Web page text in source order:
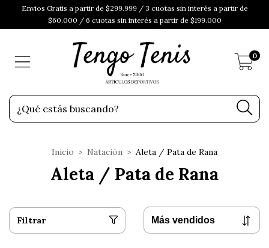
Envios Gratis a partir de $299.999 / 3 cuotas sin interés a partir de
$60.000 / 6 cuotas sin interés a partir de $199.000
0
Inicio > Natación > Aleta / Pata de Rana
Aleta / Pata de Rana
Filtrar